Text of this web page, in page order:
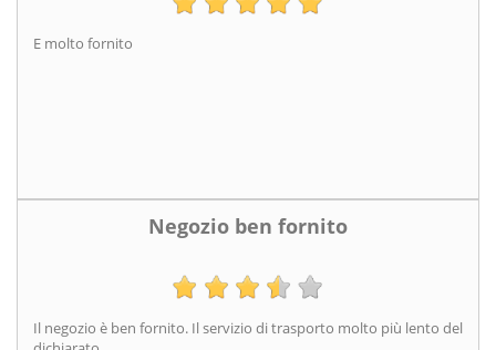
E molto fornito
Negozio ben fornito
Il negozio è ben fornito. Il servizio di trasporto molto più lento del